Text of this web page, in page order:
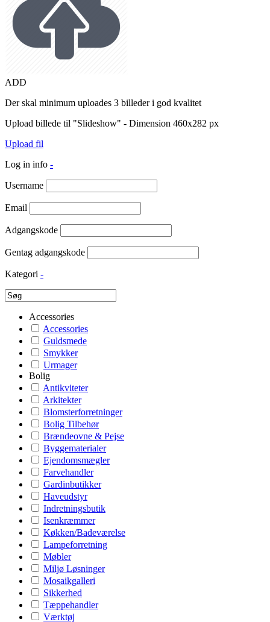
ADD
Der skal minimum uploades 3 billeder i god kvalitet
Upload billede til "Slideshow" - Dimension 460x282 px
Upload fil
Log in info -
Username
Email
Adgangskode
Gentag adgangskode
Kategori -
Accessories
Accessories
Guldsmede
Smykker
Urmager
Bolig
Antikviteter
Arkitekter
Blomsterforretninger
Bolig Tilbehør
Brændeovne & Pejse
Byggematerialer
Ejendomsmægler
Farvehandler
Gardinbutikker
Haveudstyr
Indretningsbutik
Isenkræmmer
Køkken/Badeværelse
Lampeforretning
Møbler
Miljø Løsninger
Mosaikgalleri
Sikkerhed
Tæppehandler
Værktøj